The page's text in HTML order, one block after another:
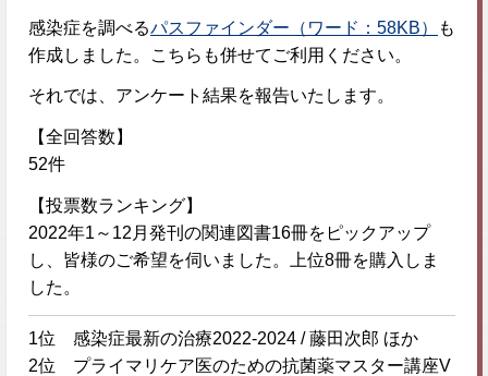
感染症を調べるパスファインダー（ワード：58KB）
も
作成しました。こちらも併せてご利用ください。
それでは、アンケート結果を報告いたします。
【全回答数】
52件
【投票数ランキング】
2022年1～12月発刊の関連図書16冊をピックアップ
し、皆様のご希望を伺いました。上位8冊を購入しま
した。
1位 感染症最新の治療2022-2024 / 藤田次郎 ほか
2位 プライマリケア医のための抗菌薬マスター講座V